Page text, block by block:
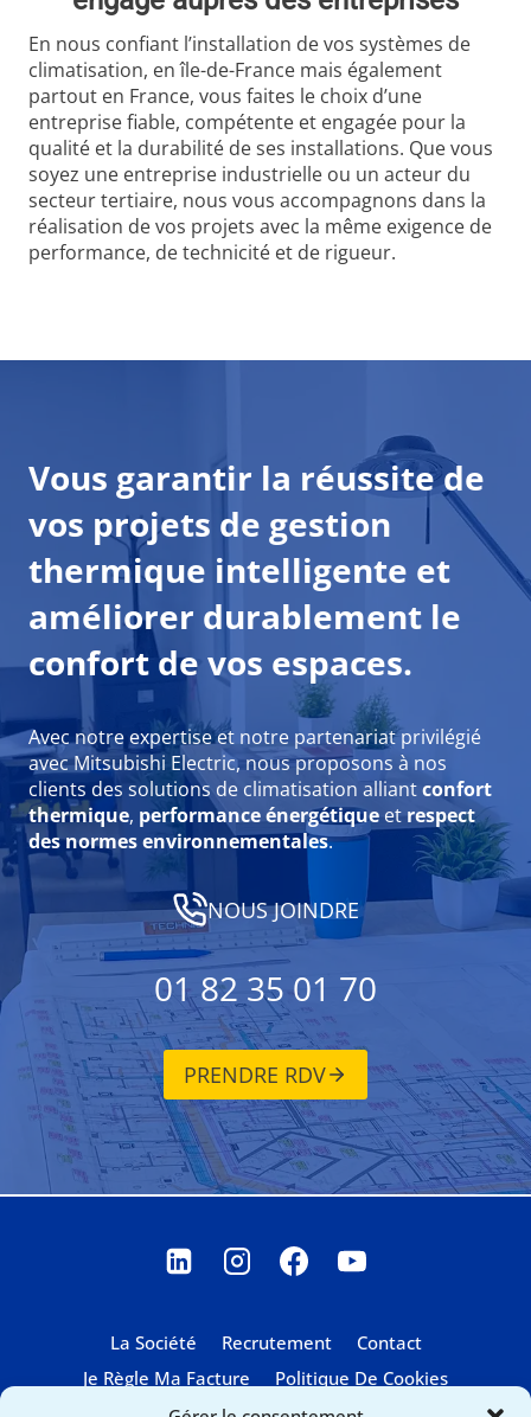
En nous confiant l’installation de vos systèmes de
climatisation, en île-de-France mais également
partout en France, vous faites le choix d’une
entreprise fiable, compétente et engagée pour la
qualité et la durabilité de ses installations. Que vous
soyez une entreprise industrielle ou un acteur du
secteur tertiaire, nous vous accompagnons dans la
réalisation de vos projets avec la même exigence de
performance, de technicité et de rigueur.
Vous garantir la réussite de
vos projets de gestion
thermique intelligente et
améliorer durablement le
confort de vos espaces.
Avec notre expertise et notre partenariat privilégié
avec Mitsubishi Electric, nous proposons à nos
clients des solutions de climatisation alliantconfort
thermique, performance énergétique et respect
des normes environnementales.
NOUS JOINDRE
01 82 35 01 70
PRENDRE RDV
La Société Recrutement
Contact
Je Règle Ma Facture
Politique De Cookies